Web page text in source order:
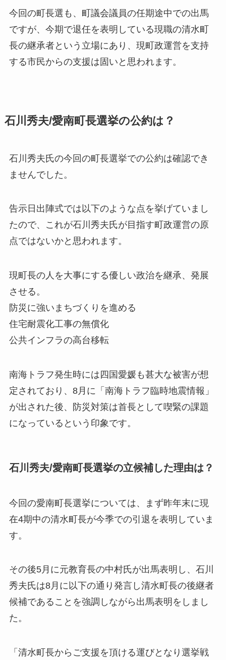
今回の町長選も、町議会議員の任期途中での出馬
ですが、今期で退任を表明している現職の清水町
長の継承者という立場にあり、現町政運営を支持
する市民からの支援は固いと思われます。
石川秀夫/愛南町長選挙の公約は？
石川秀夫氏の今回の町長選挙での公約は確認でき
ませんでした 。
告示日出陣式では以下のような点を挙げていまし
たので、これが石川秀夫氏が目指す町政運営の原
点ではないかと思われます。
現町長の人を大事にする優しい政治を継承、発展
させる。
防災に強いまちづくりを進める
住宅耐震化工事の無償化
公共インフラの高台移転
南海トラフ発生時には四国愛媛も甚大な被害が想
定されており、8月に「南海トラフ臨時地震情報」
が出された後、防災対策は首長として喫緊の課題
になっているという印象です。
石川秀夫/愛南町長選挙の立候補した理由は？
今回の愛南町長選挙については、まず昨年末に現
在4期中の清水町長が今季での引退を表明していま
す。
その後5月に元教育長の中村氏が出馬表明し、石川
秀夫氏は8月に以下の通り発言し清水町長の後継者
候補であることを強調しながら出馬表明をしまし
た。
「清水町長からご支援を頂ける運びとなり選挙戦